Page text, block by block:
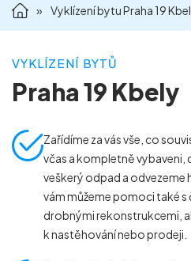
» Vyklízení bytu Praha 19
VYKLÍZENÍ BYTŮ
Praha 19 Kbely
Zařídíme za vás vše, co
včas a kompletně vybaveni,
veškerý odpad a odvezeme
vám můžeme pomoci také
drobnými rekonstrukcemi,
k nastěhování nebo prodeji.